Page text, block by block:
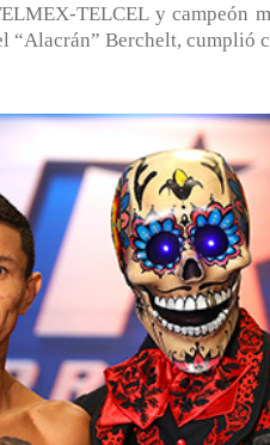
TELCEL y campeón
Berchelt, cumplió